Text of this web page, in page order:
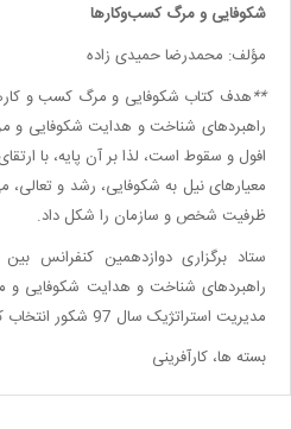
شکوفایی و مرگ کسب‌وکارها
مؤلف: محمدرضا حمیدی زاده
هدف کتاب شکوفایی و مرگ کسب و کارها
راهبردهای شناخت و هدایت شکوفایی و
افول و سقوط است، لذا بر آن پایه، با
معیارهای نیل به شکوفایی، رشد و تعالی،
ظرفیت شخص و سازمان را شکل داد .
ستاد برگزاری دوازدهمین کنفرانس بین
راهبردهای شناخت و هدایت شکوفایی و
مدیریت استراتژیک سال 97 شکور انتخاب کرد و مورد تجلیل قرار داد.
بسته ها، کارآفرینی